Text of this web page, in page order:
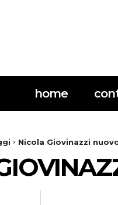
home
Nicola Giovinazzi